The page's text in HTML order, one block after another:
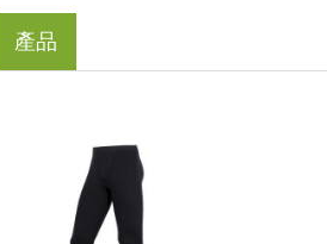
產品